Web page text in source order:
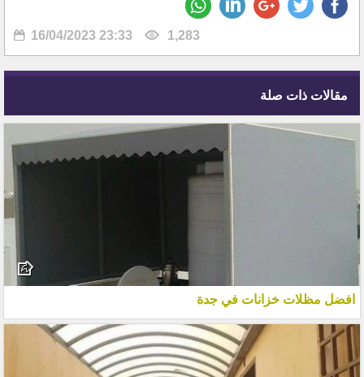
16/04/2023 23:33 1,283
مقالات ذات صلة
افضل مظلات خزانات في جدة